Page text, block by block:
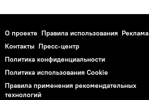
О проекте Правила использования Реклама
Контакты Пресс-центр
Политика конфиденциальности
Политика использования Cookie
Правила применения рекомендательных
технологий